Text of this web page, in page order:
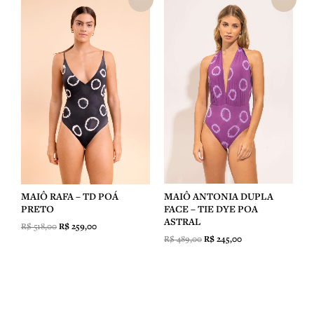
MAIÔ RAFA – TD POÁ
PRETO
R$518,00
preço
original
era:
R$ 518,00.
R$ 259,00
MAIÔ ANTONIA DUPLA
FACE – TIE DYE POA
ASTRAL
R$489,00
preço
original
era:
R$ 489,00.
R$ 245,00
atual
é:
R$ 245,00.